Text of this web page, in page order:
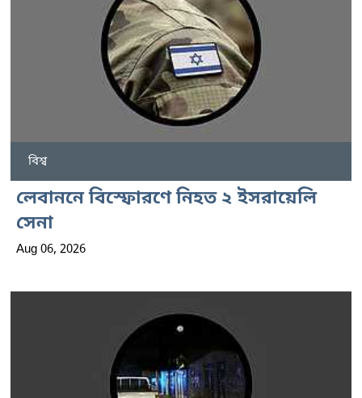
বিশ্ব
লেবাননে বিস্ফোরণে নিহত ২ ইসরায়েলি
সেনা
Aug 06, 2026